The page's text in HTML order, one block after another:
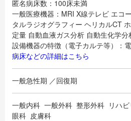
匿名病床数：100床未満
一般医療機器：MRI X線テレビ エコ
タルラジオグラフィー ヘリカルCT
定量 自動血液ガス分析 自動生化学
設備機器の特徴（電子カルテ等）：
病床などの詳細はこちら
一般急性期 ／回復期
一般内科 一般外科 整形外科 リハ
眼科 皮膚科